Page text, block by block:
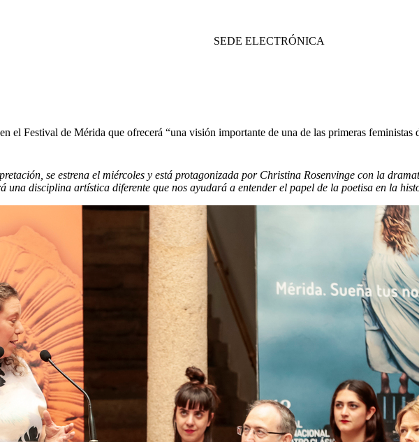
SEDE ELECTRÓNICA
el Festival de Mérida que ofrecerá “una visión importante de una de las primeras feministas
se estrena el miércoles y está protagonizada por Christina Rosenvinge con la
una disciplina artística diferente que nos ayudará a entender el papel de la poetisa en la